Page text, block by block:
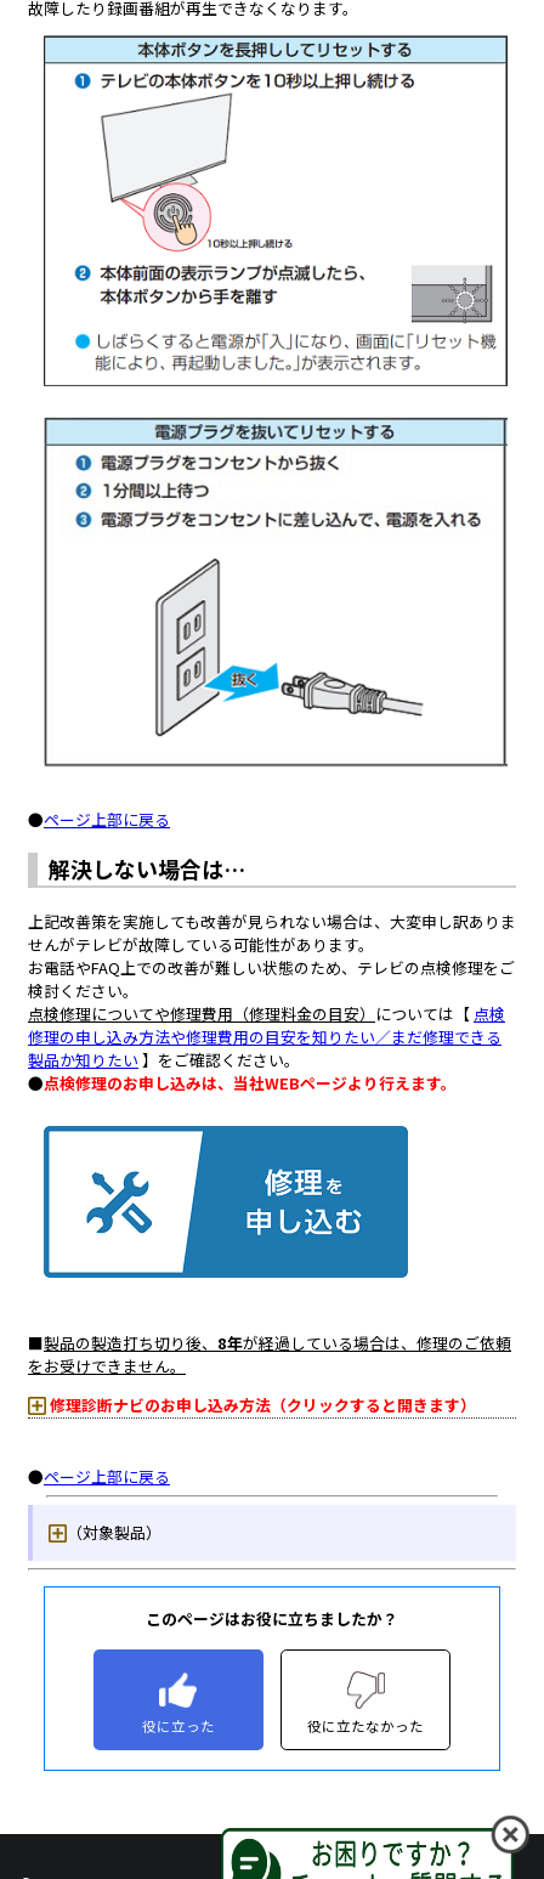
このページはお役に立ちましたか？
役に立った 役に立たなかった